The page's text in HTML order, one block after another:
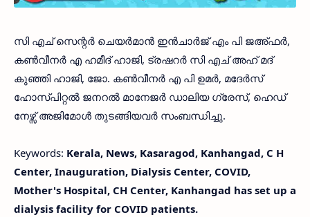
സി എച് സെന്റർ ചെയർമാൻ ഇൻചാർജ് എം പി ജഅ്ഫർ,
കൺവീനർ എ ഹമീദ് ഹാജി, ട്രഷറർ സി എച് അഹ് മദ്
കുഞ്ഞി ഹാജി, ജോ. കൺവീനർ എ പി ഉമർ, മദേർസ്
ഹോസ്പിറ്റൽ ജനറൽ മാനേജർ ഡാലിയ ഗ്രേസ്, ഹെഡ്
നേഴ്സ് അജിമോൾ തുടങ്ങിയവർ സംബന്ധിച്ചു.
Keywords: Kerala, News, Kasaragod, Kanhangad, C H
Center, Inauguration, Dialysis Center, COVID,
Mother's Hospital, CH Center, Kanhangad has set up a
dialysis facility for COVID patients.